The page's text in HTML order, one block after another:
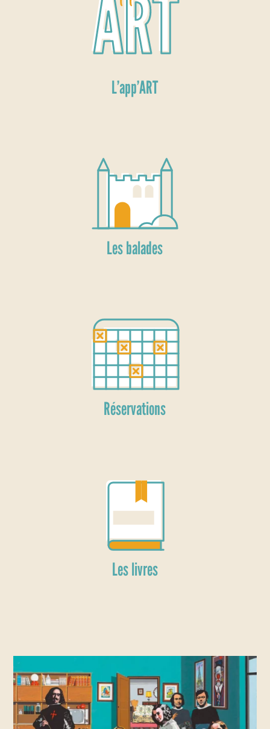
L’app’ART
Les balades
Réservations
Les livres